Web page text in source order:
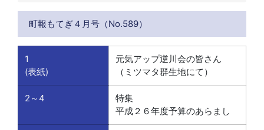
町報もてぎ４月号（No.589）
1
(表紙)
元気アップ逆川会の皆さん
（ミツマタ群生地にて）
2～4
特集
平成２６年度予算のあらまし